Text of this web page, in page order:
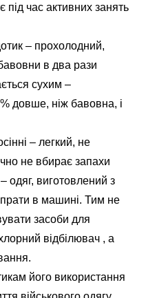
під час активних занять
– прохолодний,
в два рази
сухим –
довше, ніж бавовна, і
– легкий, не
не вбирає запахи
одяг, виготовлений з
в машині. Тим не
засоби для
відбілювач , а
його використання